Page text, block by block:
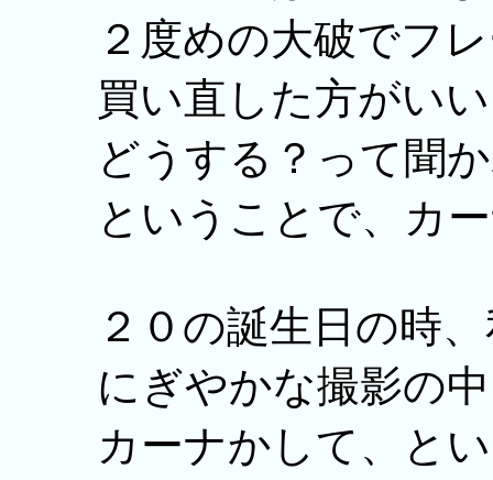
２度めの大破でフ
買い直した方がい
どうする？って聞
ということで、カ
２０の誕生日の時
にぎやかな撮影の
カーナかして、と